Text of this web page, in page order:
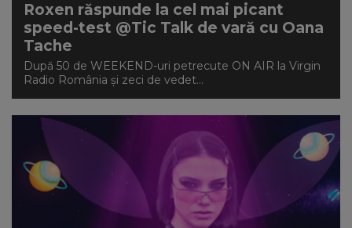
Roxen răspunde la cel mai picant
speed-test @Tic Talk de vară cu Oana
Tache
După 50 de WEEKEND-uri petrecute ON AIR la Virgin
Radio România și zeci de vedet...